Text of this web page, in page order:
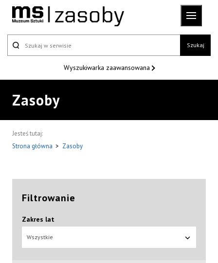
Szukaj
Wyszukiwarka zaawansowana
Zasoby
Jesteś tutaj:
Strona główna > Zasoby
Filtrowanie
Zakres lat
Wszystkie